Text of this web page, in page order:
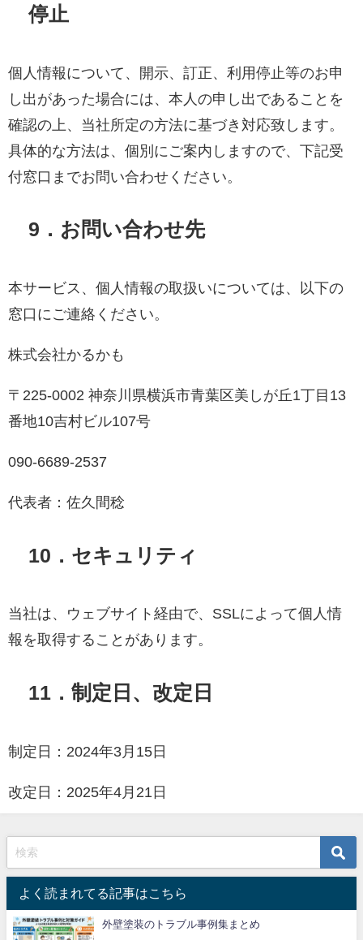
停止
個人情報について、開示、訂正、利用停止等のお申
し出があった場合には、本人の申し出であることを
確認の上、当社所定の方法に基づき対応致します。
具体的な方法は、個別にご案内しますので、下記受
付窓口までお問い合わせください。
9．お問い合わせ先
本サービス、個人情報の取扱いについては、以下の
窓口にご連絡ください。
株式会社かるかも
〒225-0002 神奈川県横浜市青葉区美しが丘1丁目13
番地10吉村ビル107号
090-6689-2537
代表者：佐久間稔
10．セキュリティ
当社は、ウェブサイト経由で、SSLによって個人情
報を取得することがあります。
11．制定日、改定日
制定日：2024年3月15日
改定日：2025年4月21日
よく読まれてる記事はこちら
外壁塗装のトラブル事例集まとめ